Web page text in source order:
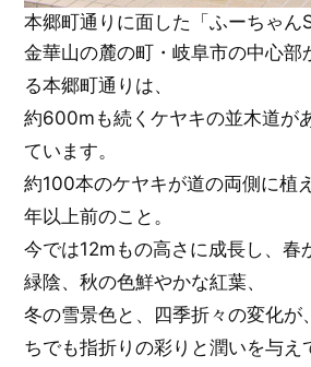
本郷町通りに面した「ふーちゃん
金華山の麓の町・岐阜市の中心部
る本郷町通りは、
約600mも続くケヤキの並木道が
ています。
約100本のケヤキが道の両側に植
年以上前のこと。
今では12mもの高さに成長し、春
緑陰、秋の色鮮やかな紅葉、
冬の雪景色と、四季折々の変化が
ちでも指折りの彩りと潤いを与え